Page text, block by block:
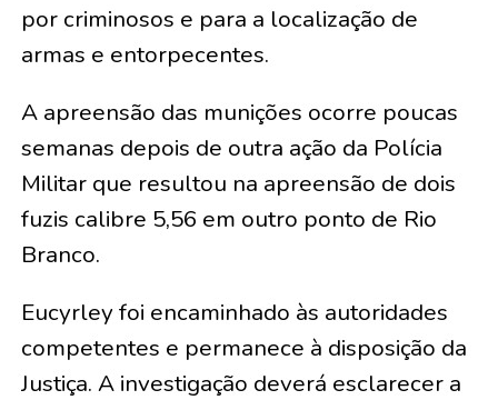
por criminosos e para a localização de
armas e entorpecentes.
A apreensão das munições ocorre poucas
semanas depois de outra ação da Polícia
Militar que resultou na apreensão de dois
fuzis calibre 5,56 em outro ponto de Rio
Branco.
Eucyrley foi encaminhado às autoridades
competentes e permanece à disposição da
Justiça. A investigação deverá esclarecer a